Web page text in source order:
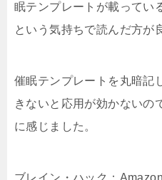
眠テンプレートが載ってい
という気持ちで読んだ方が
催眠テンプレートを丸暗記
きないと応用が効かないの
に感じました。